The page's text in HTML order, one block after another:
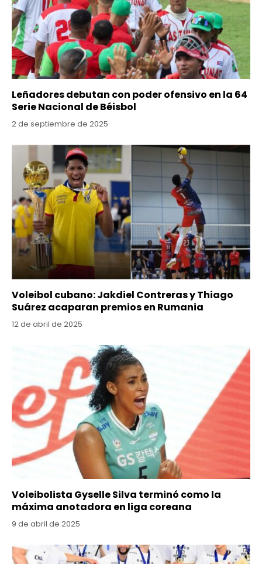
Leñadores debutan con poder ofensivo en la 64
Serie Nacional de Béisbol
2 de septiembre de 2025
Voleibol cubano: Jakdiel Contreras y Thiago
Suárez acaparan premios en Rumania
12 de abril de 2025
Voleibolista Gyselle Silva terminó como la
máxima anotadora en liga coreana
9 de abril de 2025